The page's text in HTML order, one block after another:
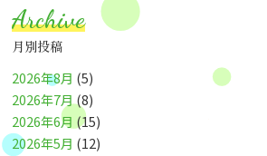
Archive
月別投稿
2026年8月 (5)
2026年7月(8)
2026年6月 (15)
2026年5月 (12)